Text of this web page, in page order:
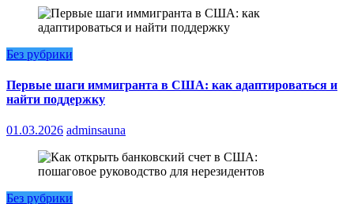
Без рубрики
Первые шаги иммигранта в США: как адаптироваться и
найти поддержку
01.03.2026 adminsauna
Без рубрики